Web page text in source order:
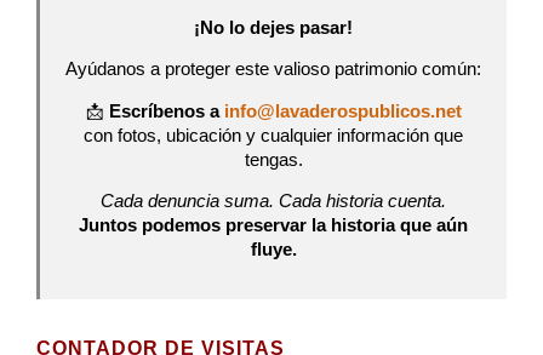
¡No lo dejes pasar!
Ayúdanos a proteger este valioso patrimonio común:
📩 Escríbenos a info@lavaderospublicos.net
con fotos, ubicación y cualquier información que
tengas.
Cada denuncia suma. Cada historia cuenta.
Juntos podemos preservar la historia que aún
fluye.
CONTADOR DE VISITAS